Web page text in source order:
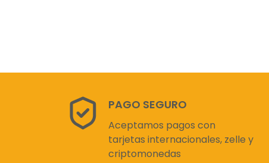
PAGO SEGURO
Aceptamos pagos con
tarjetas internacionales, zelle y
criptomonedas